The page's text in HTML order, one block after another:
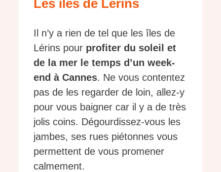
Les îles de Lérins
Il n’y a rien de tel que les îles de
Lérins pour profiter du soleil et
de la mer le temps d’un week-
end à Cannes. Ne vous contentez
pas de les regarder de loin, allez-y
pour vous baigner car il y a de très
jolis coins. Dégourdissez-vous les
jambes, ses rues piétonnes vous
permettent de vous promener
calmement.